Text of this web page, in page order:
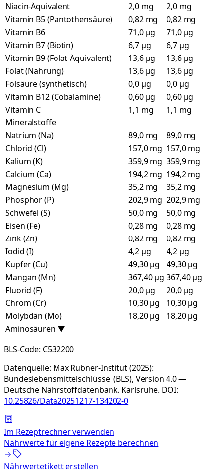
Niacin-Äquivalent
2,0 mg
2,0 mg
Vitamin B5 (Pantothensäure)
0,82 mg
0,82 mg
Vitamin B6
71,0 µg
71,0 µg
Vitamin B7 (Biotin)
6,7 µg
6,7 µg
Vitamin B9 (Folat-Äquivalent)
13,6 µg
13,6 µg
Folat (Nahrung)
13,6 µg
13,6 µg
Folsäure (synthetisch)
0,0 µg
0,0 µg
Vitamin B12 (Cobalamine)
0,60 µg
0,60 µg
Vitamin C
1,1 mg
1,1 mg
Mineralstoffe
Natrium (Na)
89,0 mg
89,0 mg
Chlorid (Cl)
157,0 mg 157,0 mg
Kalium (K)
359,9 mg 359,9 mg
Calcium (Ca)
194,2 mg 194,2 mg
Magnesium (Mg)
35,2 mg
35,2 mg
Phosphor (P)
202,9 mg 202,9 mg
Schwefel (S)
50,0 mg
50,0 mg
Eisen (Fe)
0,28 mg
0,28 mg
Zink (Zn)
0,82 mg
0,82 mg
Iodid (I)
4,2 µg
4,2 µg
Kupfer (Cu)
49,30 µg
49,30 µg
Mangan (Mn)
367,40 µg 367,40 µg
Fluorid (F)
20,0 µg
20,0 µg
Chrom (Cr)
10,30 µg
10,30 µg
Molybdän (Mo)
18,20 µg
18,20 µg
Aminosäuren ▼
BLS-Code: C532200
Datenquelle: Max Rubner-Institut (2025):
Bundeslebensmittelschlüssel (BLS), Version 4.0 —
Deutsche Nährstoffdatenbank. Karlsruhe. DOI:
10.25826/Data20251217-134202-0
Im Rezeptrechner verwenden
Nährwerte für eigene Rezepte berechnen
Nährwertetikett erstellen